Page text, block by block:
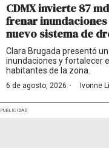
CDMX invierte 87
frenar
nuevo sistema de
Clara Brugada presentó
inundaciones y fortalecer
habitantes de la zona.
6 de agosto, 2026 · Ivonne
PUBLICIDAD